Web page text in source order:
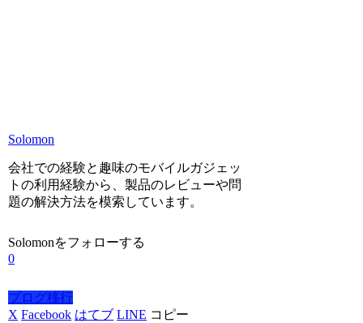
Solomon
会社での経験と趣味のモバイルガジェッ
トの利用経験から、製品のレビューや問
題の解決方法を模索しています。
Solomonをフォローする
0
ブログ移行
X Facebook はてブ LINE コピー